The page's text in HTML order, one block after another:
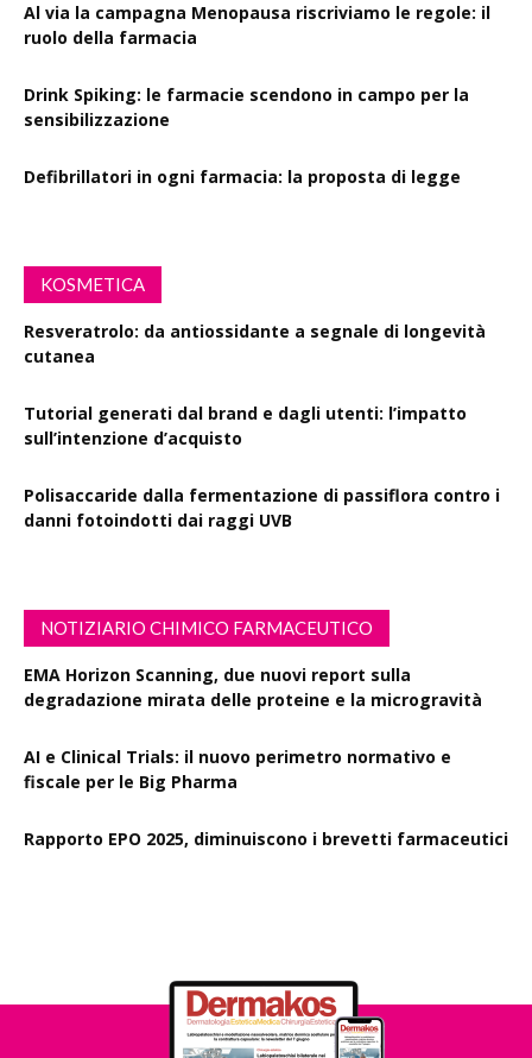
Al via la campagna Menopausa riscriviamo le regole: il
ruolo della farmacia
Drink Spiking: le farmacie scendono in campo per la
sensibilizzazione
Defibrillatori in ogni farmacia: la proposta di legge
KOSMETICA
Resveratrolo: da antiossidante a segnale di longevità
cutanea
Tutorial generati dal brand e dagli utenti: l’impatto
sull’intenzione d’acquisto
Polisaccaride dalla fermentazione di passiflora contro i
danni fotoindotti dai raggi UVB
NOTIZIARIO CHIMICO FARMACEUTICO
EMA Horizon Scanning, due nuovi report sulla
degradazione mirata delle proteine e la microgravità
AI e Clinical Trials: il nuovo perimetro normativo e
fiscale per le Big Pharma
Rapporto EPO 2025, diminuiscono i brevetti farmaceutici